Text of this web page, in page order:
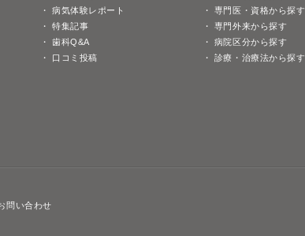
病気体験レポート
特集記事
歯科Q&A
口コミ投稿
専門医・資格から探す
専門外来から探す
病院区分から探す
診療・治療法から探す
問い合わせ